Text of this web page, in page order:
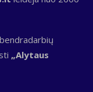
„Alytaus